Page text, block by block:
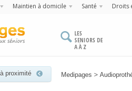
Maintien à domicile Santé Droits
LES
SENIORS DE
A À Z
proximité Medipages >